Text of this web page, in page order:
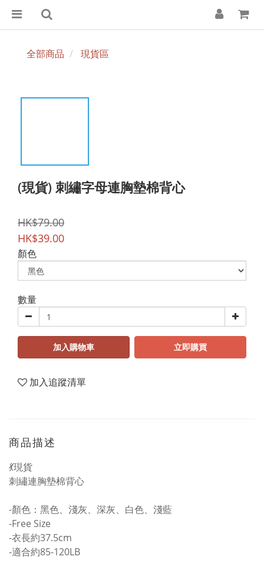
全部商品 現貨區
(現貨) 刺繡字母連胸墊棉背心
HK$79.00
HK$39.00
顏色
數量
加入購物車 立即購買
加入追蹤清單
商品描述
💃現貨
刺繡連胸墊棉背心
-顏色：黑色、淺灰、深灰、白色、淺藍
-Free Size
-衣長約37.5cm
-適合約85-120LB